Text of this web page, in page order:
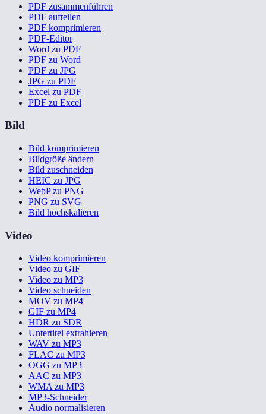
PDF zusammenführen
PDF aufteilen
PDF komprimieren
PDF-Editor
Word zu PDF
PDF zu Word
PDF zu JPG
JPG zu PDF
Excel zu PDF
PDF zu Excel
Bild
Bild komprimieren
Bildgröße ändern
Bild zuschneiden
HEIC zu JPG
WebP zu PNG
PNG zu SVG
Bild hochskalieren
Video
Video komprimieren
Video zu GIF
Video zu MP3
Video schneiden
MOV zu MP4
GIF zu MP4
HDR zu SDR
Untertitel extrahieren
WAV zu MP3
FLAC zu MP3
OGG zu MP3
AAC zu MP3
WMA zu MP3
MP3-Schneider
Audio normalisieren